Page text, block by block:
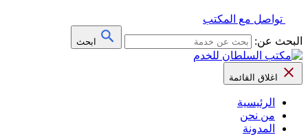
تواصل مع المكتب
البحث عن:
ابحث
اغلاق القائمة
الرئيسية
من نحن
المدونة